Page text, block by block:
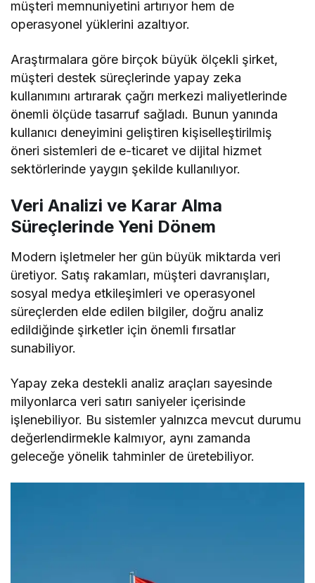
müşteri memnuniyetini artırıyor hem de
operasyonel yüklerini azaltıyor.
Araştırmalara göre birçok büyük ölçekli şirket,
müşteri destek süreçlerinde yapay zeka
kullanımını artırarak çağrı merkezi maliyetlerinde
önemli ölçüde tasarruf sağladı. Bunun yanında
kullanıcı deneyimini geliştiren kişiselleştirilmiş
öneri sistemleri de e-ticaret ve dijital hizmet
sektörlerinde yaygın şekilde kullanılıyor.
Veri Analizi ve Karar Alma
Süreçlerinde Yeni Dönem
Modern işletmeler her gün büyük miktarda veri
üretiyor. Satış rakamları, müşteri davranışları,
sosyal medya etkileşimleri ve operasyonel
süreçlerden elde edilen bilgiler, doğru analiz
edildiğinde şirketler için önemli fırsatlar
sunabiliyor.
Yapay zeka destekli analiz araçları sayesinde
milyonlarca veri satırı saniyeler içerisinde
işlenebiliyor. Bu sistemler yalnızca mevcut durumu
değerlendirmekle kalmıyor, aynı zamanda
geleceğe yönelik tahminler de üretebiliyor.